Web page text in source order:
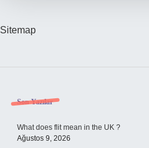
Sitemap
Sidebar
Son Yazılar
What does flit mean in the UK ?
Ağustos 9, 2026